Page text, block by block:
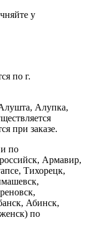
у
по г.
Алупка,
при заказе.
и по
Армавир,
Тихорецк,
Абинск,
по